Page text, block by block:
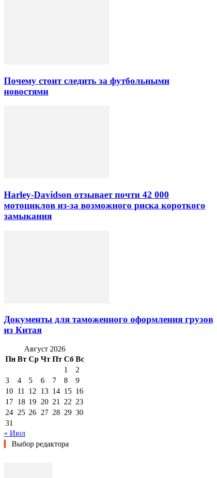
Почему стоит следить за футбольными
новостями
Harley-Davidson отзывает почти 42 000
мотоциклов из-за возможного риска короткого
замыкания
Документы для таможенного оформления грузов
из Китая
Август 2026
Пн Вт Ср Чт Пт Сб Вс
1
2
3
4 5 6 7 8
9
10 11 12 13 14 15 16
17 18 19 20 21 22 23
24 25 26 27 28 29 30
31
« Июл
Выбор редактора